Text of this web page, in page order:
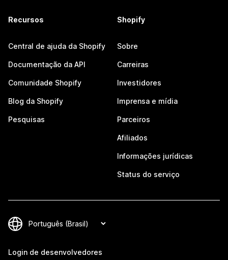
Recursos
Central de ajuda da Shopify
Documentação da API
Comunidade Shopify
Blog da Shopify
Pesquisas
Shopify
Sobre
Carreiras
Investidores
Imprensa e mídia
Parceiros
Afiliados
Informações jurídicas
Status do serviço
Login de desenvolvedores